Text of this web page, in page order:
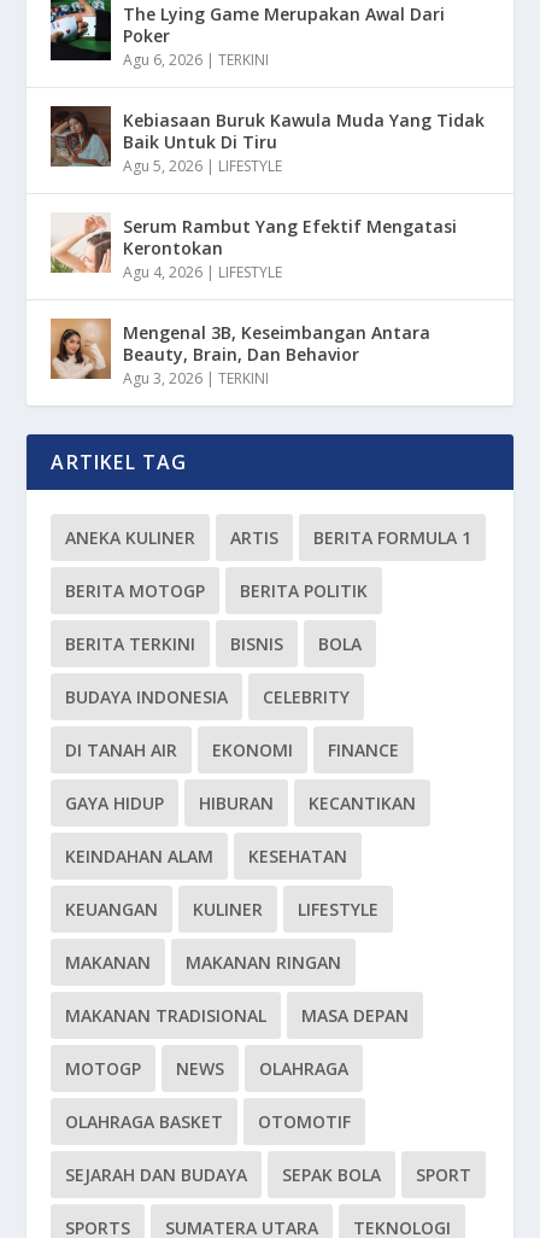
The Lying Game Merupakan Awal Dari
Poker
Agu 6, 2026 |TERKINI
Kebiasaan Buruk Kawula Muda Yang Tidak
Baik Untuk Di Tiru
Agu 5, 2026 | LIFESTYLE
Serum Rambut Yang Efektif Mengatasi
Kerontokan
Agu 4, 2026 | LIFESTYLE
Mengenal 3B, Keseimbangan Antara
Beauty, Brain, Dan Behavior
Agu 3, 2026 |TERKINI
ARTIKEL TAG
ANEKA KULINER ARTIS BERITA FORMULA 1
BERITA MOTOGP BERITA POLITIK
BERITA TERKINI BISNIS BOLA
BUDAYA INDONESIA CELEBRITY
DI TANAH AIR EKONOMI FINANCE
GAYA HIDUP HIBURAN KECANTIKAN
KEINDAHAN ALAM KESEHATAN
KEUANGAN KULINER LIFESTYLE
MAKANAN MAKANAN RINGAN
MAKANAN TRADISIONAL MASA DEPAN
MOTOGP NEWS OLAHRAGA
OLAHRAGA BASKET OTOMOTIF
SEJARAH DAN BUDAYA SEPAK BOLA SPORT
SPORTS SUMATERA UTARA TEKNOLOGI